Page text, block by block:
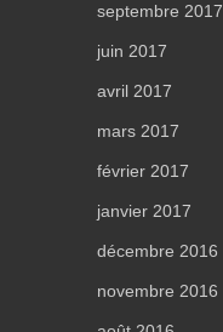
septembre 2017
juin 2017
avril 2017
mars 2017
février 2017
janvier 2017
décembre 2016
novembre 2016